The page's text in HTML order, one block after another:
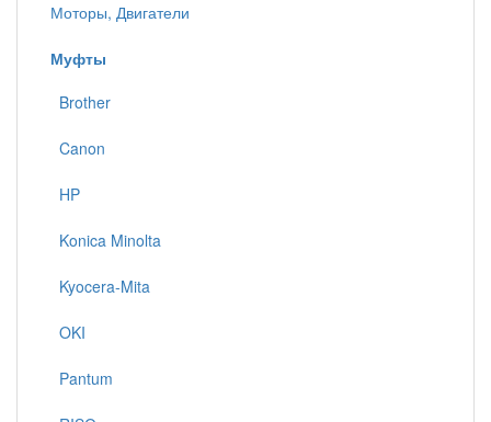
Моторы, Двигатели
Муфты
Brother
Canon
HP
Konica Minolta
Kyocera-Mita
OKI
Pantum